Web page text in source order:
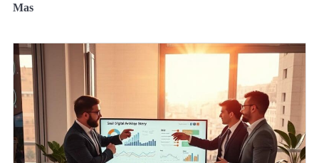
Mas